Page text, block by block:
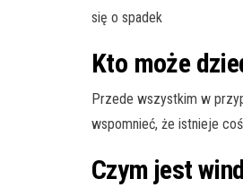
się o spadek
Kto może
Przede wszystkim w
wspomnieć, że istnieje
Czym jest